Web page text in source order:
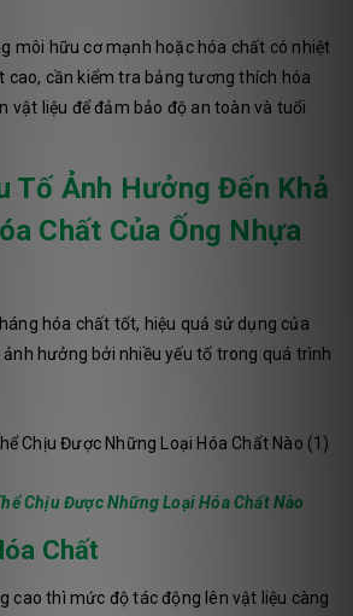
môi hữu cơ mạnh hoặc hóa chất có nhiệt
cao, cần kiểm tra bảng tương thích hóa
vật liệu để đảm bảo độ an toàn và tuổi
Tố Ảnh Hưởng Đến Khả
Chất Của Ống Nhựa
hóa chất tốt, hiệu quả sử dụng của
hưởng bởi nhiều yếu tố trong quá trình
Chịu Được Những Loại Hóa Chất Nào
Chất
cao thì mức độ tác động lên vật liệu càng